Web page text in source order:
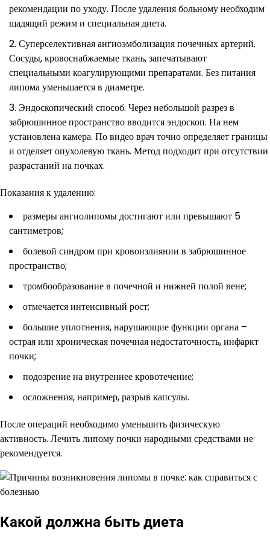
рекомендации по уходу. После удаления больному необходим
щадящий режим и специальная диета.
Суперселективная ангиоэмболизация почечных артерий.
Сосуды, кровоснабжаемые ткань, запечатывают
специальными коагулирующими препаратами. Без питания
липома уменьшается в диаметре.
Эндоскопический способ. Через небольшой разрез в
забрюшинное пространство вводится эндоскоп. На нем
установлена камера. По видео врач точно определяет границы
и отделяет опухолевую ткань. Метод подходит при отсутствии
разрастаний на почках.
Показания к удалению:
размеры ангиолипомы достигают или превышают 5
сантиметров;
болевой синдром при кровоизлиянии в забрюшинное
пространство;
тромбообразование в почечной и нижней полой вене;
отмечается интенсивный рост;
большие уплотнения, нарушающие функции органа –
острая или хроническая почечная недостаточность, инфаркт
почки;
подозрение на внутреннее кровотечение;
осложнения, например, разрыв капсулы.
После операций необходимо уменьшить физическую
активность. Лечить липому почки народными средствами не
рекомендуется.
Какой должна быть диета